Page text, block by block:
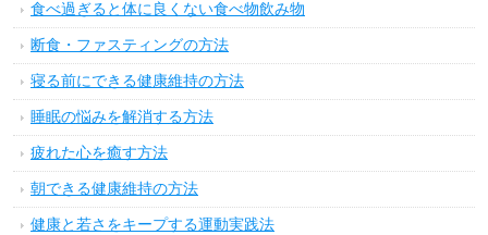
食べ過ぎると体に良くない食べ物飲み物
断食・ファスティングの方法
寝る前にできる健康維持の方法
睡眠の悩みを解消する方法
疲れた心を癒す方法
朝できる健康維持の方法
健康と若さをキープする運動実践法